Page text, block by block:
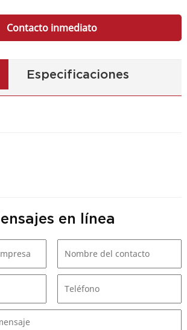
Contacto inmediato
Especificaciones
en línea